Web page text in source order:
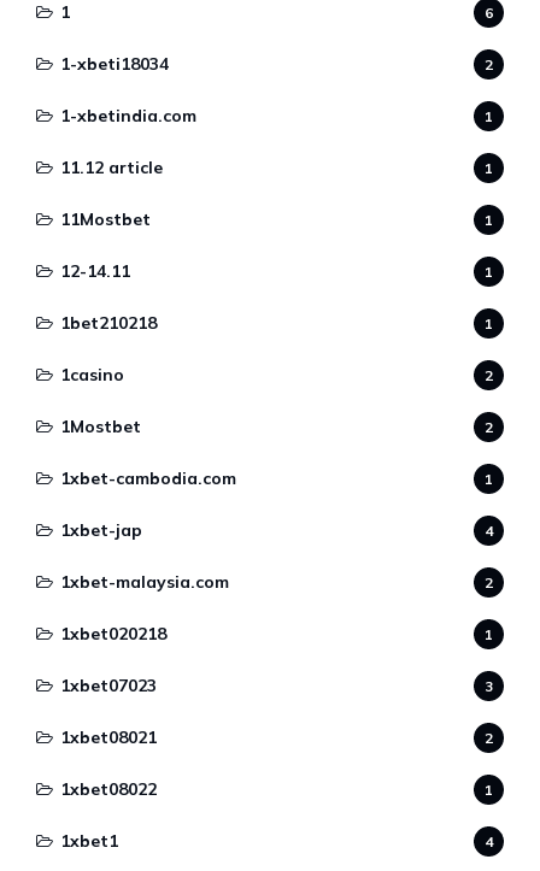
1 6
1-xbeti18034 2
1-xbetindia.com 1
11.12 article 1
11Mostbet 1
12-14.11 1
1bet210218 1
1casino 2
1Mostbet 2
1xbet-cambodia.com 1
1xbet-jap 4
1xbet-malaysia.com 2
1xbet020218 1
1xbet07023 3
1xbet08021 2
1xbet08022 1
1xbet1 4